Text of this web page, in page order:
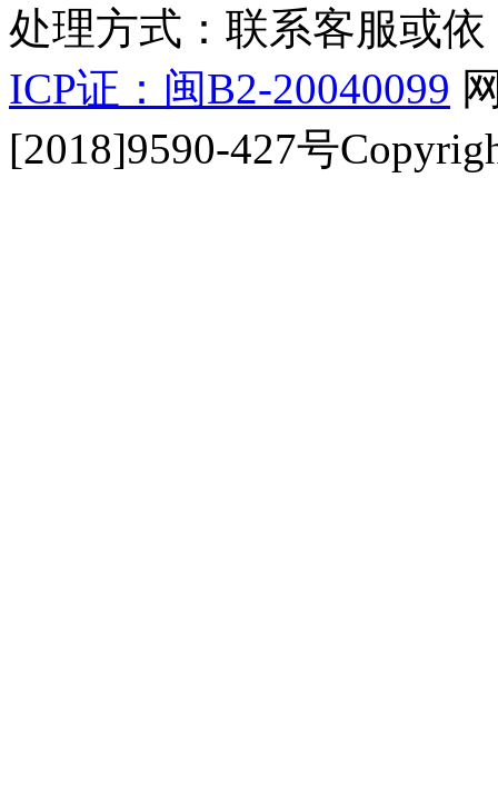
处理方式：联系客服或
ICP证：闽B2-20040099
[2018]9590-427号